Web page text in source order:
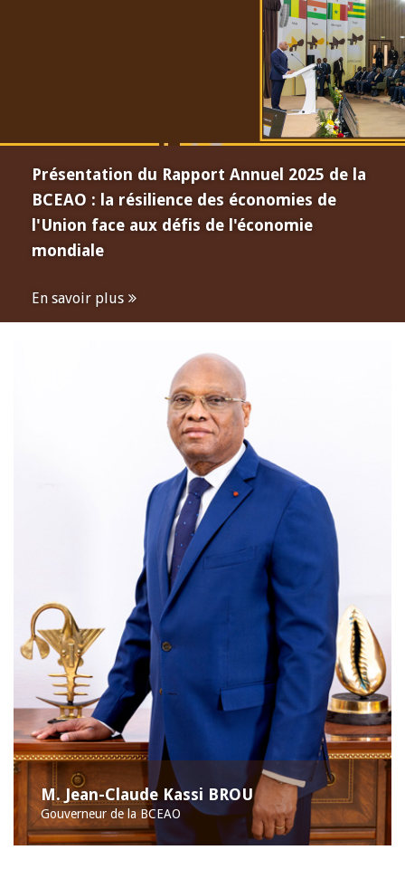
Présentation du Rapport Annuel 2025 de la
BCEAO : la résilience des économies de
l'Union face aux défis de l'économie
mondiale
En savoir plus
M. Jean-Claude Kassi BROU
Gouverneur de la BCEAO